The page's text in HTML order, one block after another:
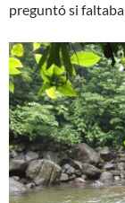
preguntó si